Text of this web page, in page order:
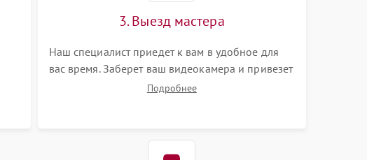
3. Выезд мастера
Наш специалист приедет к вам в удобное для
вас время. Заберет ваш видеокамера и привезет
на склад для диагностики.
Подробнее